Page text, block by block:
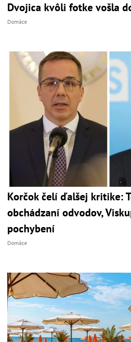
Dvojica kvôli fotke vošla
Domáce
Korčok čelí ďalšej kritike:
obchádzaní odvodov,
pochybení
Domáce